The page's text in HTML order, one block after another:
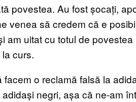
povestea. Au fost șocați,
venea să credem că e
am uitat cu totul de povestea
curs.
o reclamă falsă la
negri, așa că ne-am